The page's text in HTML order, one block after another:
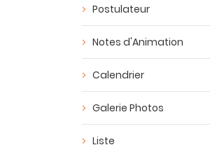
Postulateur
Notes d'Animation
Calendrier
Galerie Photos
Liste